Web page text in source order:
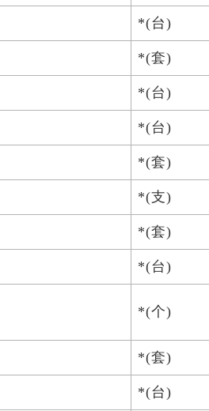
*(台)
*(套)
*(台)
*(台)
*(套)
*(支)
*(套)
*(台)
*(个)
*(套)
*(台)